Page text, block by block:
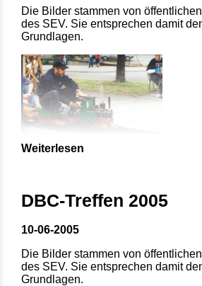
Die Bilder stammen von
des SEV. Sie entsprechen damit
Grundlagen.
Weiterlesen
DBC-Treffen 2005
10-06-2005
Die Bilder stammen von
des SEV. Sie entsprechen damit
Grundlagen.